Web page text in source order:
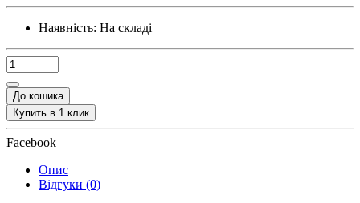
Наявність: На складі
До кошика
Купить в 1 клик
Facebook
Опис
Відгуки (0)